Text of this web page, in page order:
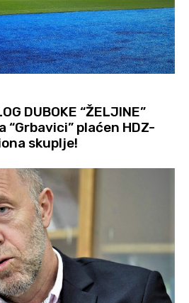
DUBOKE “ŽELJINE”
“Grbavici” plaćen HDZ-
skuplje!